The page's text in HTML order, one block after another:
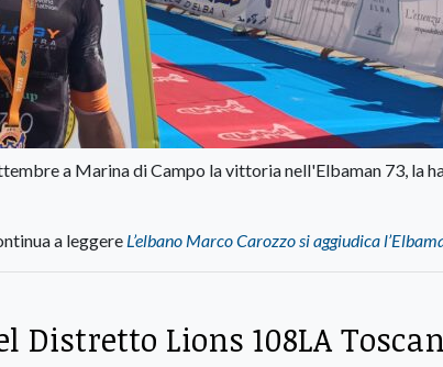
a Marina di Campo la vittoria nell'Elbaman 73, la
a leggere L’elbano Marco Carozzo si aggiudica
Lions 108LA